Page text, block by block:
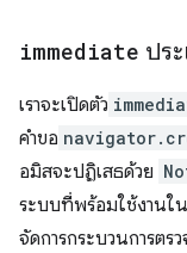
immediate ปร
เราจะเปิดตัว
คำขอ
อมิสจะปฏิเสธด้วย
ระบบที่พร้อมใช้งานใน
จัดการกระบวนการต